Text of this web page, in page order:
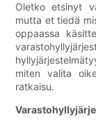
Oletko etsinyt
mutta et tiedä
oppaassa
miten valita
ratkaisu.